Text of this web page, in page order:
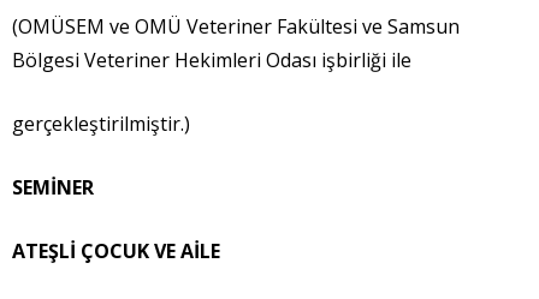
(OMÜSEM ve OMÜ Veteriner Fakültesi ve Samsun
Bölgesi Veteriner Hekimleri Odası işbirliği ile
gerçekleştirilmiştir.)
SEMİNER
ATEŞLİ ÇOCUK VE AİLE